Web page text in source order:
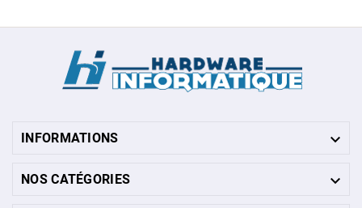
INFORMATIONS 
NOS CATÉGORIES 